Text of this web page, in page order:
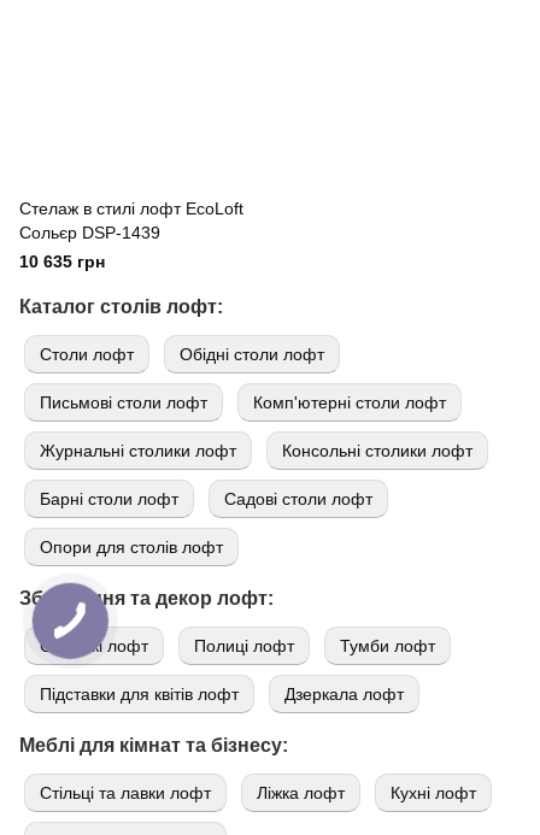
Стелаж в стилі лофт EcoLoft
Сольєр DSP-1439
10 635 грн
Каталог столів лофт:
Cтоли лофт Обідні столи лофт
Письмові столи лофт Комп'ютерні столи лофт
Журнальні столики лофт Консольні столики лофт
Барні столи лофт Садові столи лофт
Опори для столів лофт
Зберігання та декор лофт:
Стелажі лофт Полиці лофт Тумби лофт
Підставки для квітів лофт Дзеркала лофт
Меблі для кімнат та бізнесу:
Стільці та лавки лофт Ліжка лофт Кухні лофт